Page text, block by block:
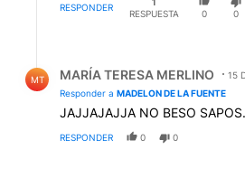
RESPONDER
RESPUESTA
0 0
MT MARÍA TERESA MERLINO
15
Responder a MADELON DE LA FUENTE
JAJJAJAJJA NO BESO SAPOS.
RESPONDER 0 0